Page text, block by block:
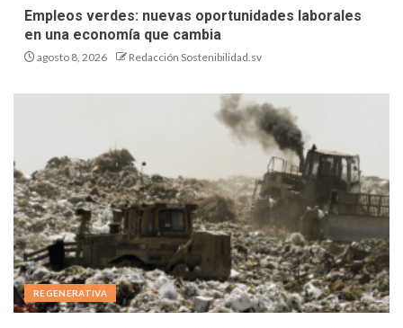
Empleos verdes: nuevas oportunidades laborales
en una economía que cambia
agosto 8, 2026 Redacción Sostenibilidad.sv
REGENERATIVA